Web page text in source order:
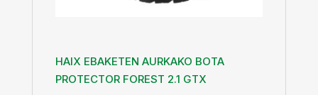
HAIX EBAKETEN AURKAKO BOTA
PROTECTOR FOREST 2.1 GTX